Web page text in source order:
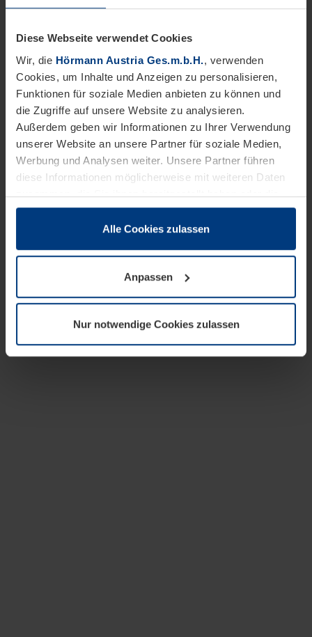
Diese Webseite verwendet Cookies
Wir, die Hörmann Austria Ges.m.b.H., verwenden
Cookies, um Inhalte und Anzeigen zu personalisieren,
Funktionen für soziale Medien anbieten zu können und
die Zugriffe auf unsere Website zu analysieren.
Außerdem geben wir Informationen zu Ihrer Verwendung
unserer Website an unsere Partner für soziale Medien,
Werbung und Analysen weiter. Unsere Partner führen
diese Informationen möglicherweise mit weiteren Daten
zusammen, die Sie ihnen bereitgestellt haben oder die
sie im Rahmen Ihrer Nutzung der Dienste gesammelt
wenn diese für den Betrieb dieser Seite unbedingt
notwendig sind. Für alle anderen Cookie-Typen benötigen
wir Ihre Erlaubnis. Ihre Einwilligung können Sie jederzeit
Datenschutzerklärungunserer Website ändern oder
widerrufen.
Alle Cookies zulassen
Anpassen
Nur notwendige Cookies zulassen